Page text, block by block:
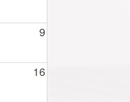
9
16